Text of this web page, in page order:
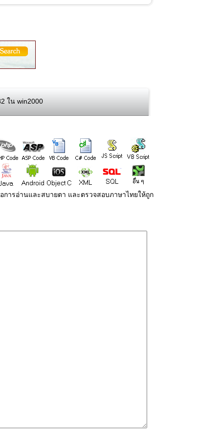
ใน win2000
การอ่านและสบายตา และตรวจสอบภาษาไทยให้ถูก